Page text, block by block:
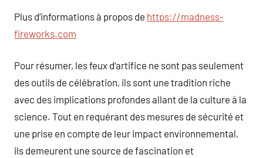
Plus d’informations à propos de https://madness-
fireworks.com
Pour résumer, les feux d’artifice ne sont pas seulement
des outils de célébration, ils sont une tradition riche
avec des implications profondes allant de la culture à la
science. Tout en requérant des mesures de sécurité et
une prise en compte de leur impact environnemental,
ils demeurent une source de fascination et